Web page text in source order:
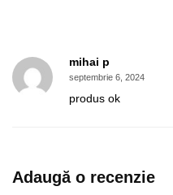
mihai p
septembrie 6, 2024
produs ok
Adaugă o recenzie